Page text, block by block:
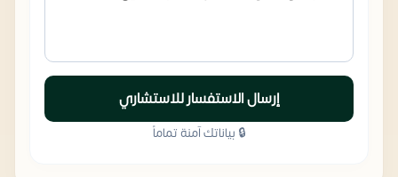
إرسال الاستفسار للاستشاري
🔒 بياناتك آمنة تماماً